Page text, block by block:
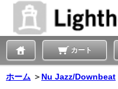
カート
ホーム ＞ Nu Jazz/Downbeat